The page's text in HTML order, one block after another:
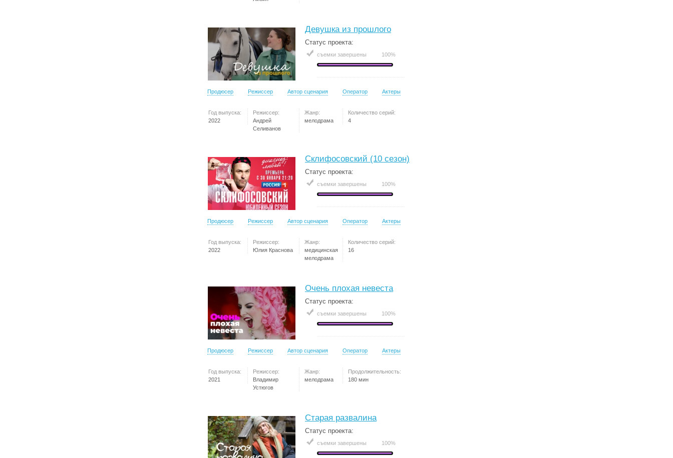
Девушка из прошлого
Статус проекта:
съемки завершены 100%
Продюсер Режиссер Автор сценария Оператор Актеры
Год выпуска:
2022
Режиссер:
Андрей
Селиванов
Жанр:
мелодрама
Количество серий:
4
Склифосовский (10 сезон)
Статус проекта:
съемки завершены 100%
Продюсер Режиссер Автор сценария Оператор Актеры
Год выпуска:
2022
Режиссер:
Юлия Краснова
Жанр:
медицинская
мелодрама
Количество серий:
16
Очень плохая невеста
Статус проекта:
съемки завершены 100%
Продюсер Режиссер Автор сценария Оператор Актеры
Год выпуска:
2021
Режиссер:
Владимир
Устюгов
Жанр:
мелодрама
Продолжительность:
180 мин
Старая развалина
Статус проекта:
съемки завершены 100%